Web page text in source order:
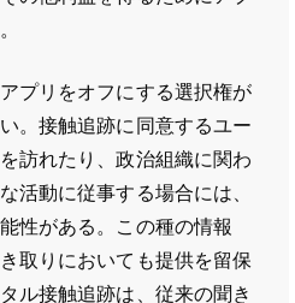
プリをオフにする選択権が
。接触追跡に同意するユー
訪れたり、政治組織に関わ
活動に従事する場合には、
性がある。この種の情報
取りにおいても提供を留保
ル接触追跡は、従来の聞き